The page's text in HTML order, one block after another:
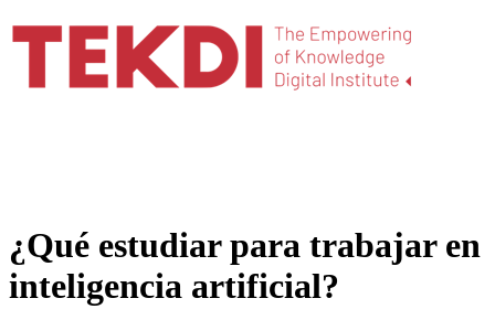
¿Qué estudiar para trabajar en
inteligencia artificial?